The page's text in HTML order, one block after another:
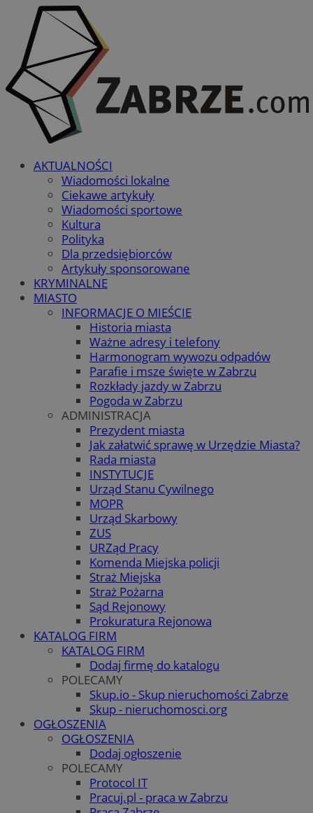
AKTUALNOŚCI
Wiadomości lokalne
Ciekawe artykuły
Wiadomości sportowe
Kultura
Polityka
Dla przedsiębiorców
Artykuły sponsorowane
KRYMINALNE
MIASTO
INFORMACJE O MIEŚCIE
Historia miasta
Ważne adresy i telefony
Harmonogram wywozu odpadów
Parafie i msze święte w Zabrzu
Rozkłady jazdy w Zabrzu
Pogoda w Zabrzu
ADMINISTRACJA
Prezydent miasta
Jak załatwić sprawę w Urzędzie Miasta?
Rada miasta
INSTYTUCJE
Urząd Stanu Cywilnego
MOPR
Urząd Skarbowy
ZUS
URZąd Pracy
Komenda Miejska policji
Straż Miejska
Straż Pożarna
Sąd Rejonowy
Prokuratura Rejonowa
KATALOG FIRM
KATALOG FIRM
Dodaj firmę do katalogu
POLECAMY
Skup.io - Skup nieruchomości Zabrze
Skup - nieruchomosci.org
OGŁOSZENIA
OGŁOSZENIA
Dodaj ogłoszenie
POLECAMY
Protocol IT
Pracuj.pl - praca w Zabrzu